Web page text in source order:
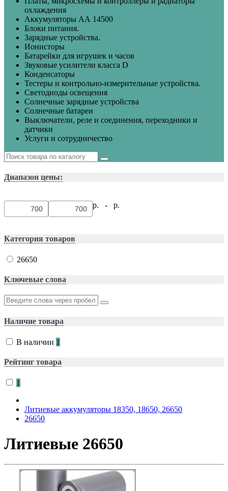
охлаждения
Аккумуляторы АА 14500
Блоки питания.
Зарядные устройства.
Ионисторы
Батарейки для игрушек и часов
Звуковые усилители класса D
Конденсаторы
Тестеры и контрольно-измерительные устройства.
Светодиоды освещения
Солнечные зарядные устройства
Солнечные батареи
Выключатели, реле и соединения, переходники и
датчики
Услуги и сотрудничество
Диапазон цены:
р. - р.
Категория товаров
26650
Ключевые слова
Наличие товара
В наличии 1
Рейтинг товара
1
Литиевые аккумуляторы 18350, 18650, 26650
26650
Литиевые 26650